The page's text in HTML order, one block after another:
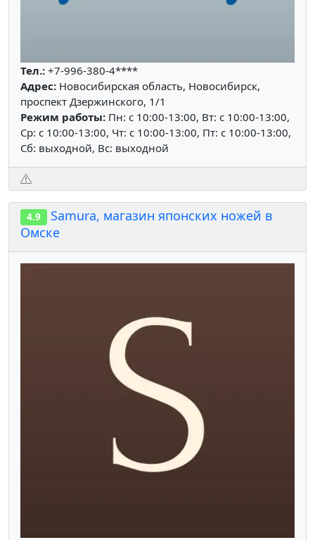
Тел.: +7-996-380-4****
Адрес: Новосибирская область, Новосибирск,
проспект Дзержинского, 1/1
Режим работы: Пн: c 10:00-13:00, Вт: c 10:00-13:00,
Ср: c 10:00-13:00, Чт: c 10:00-13:00, Пт: c 10:00-13:00,
Сб: выходной, Вс: выходной
4.9
Samura, магазин японских ножей в
Омске